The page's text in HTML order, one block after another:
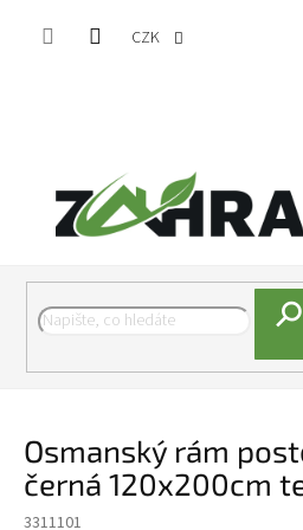
CZK
Osmanský rám
černá 120x200cm
3311101